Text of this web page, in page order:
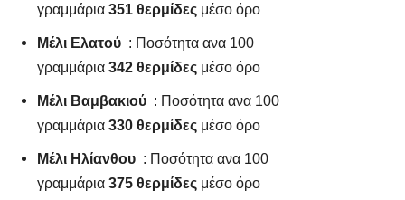
γραμμάρια 351 θερμίδες μέσο όρο
Μέλι Ελατού : Ποσότητα ανα 100
γραμμάρια 342 θερμίδες μέσο όρο
Μέλι Βαμβακιού : Ποσότητα ανα 100
γραμμάρια 330 θερμίδες μέσο όρο
Μέλι Ηλίανθου : Ποσότητα ανα 100
γραμμάρια 375 θερμίδες μέσο όρο